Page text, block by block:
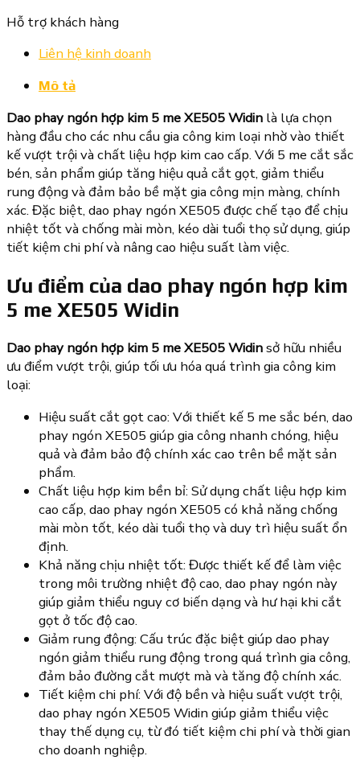
Hỗ trợ khách hàng
Liên hệ kinh doanh
Mô tả
Dao phay ngón hợp kim 5 me XE505 Widin là lựa chọn
hàng đầu cho các nhu cầu gia công kim loại nhờ vào thiết
kế vượt trội và chất liệu hợp kim cao cấp. Với 5 me cắt sắc
bén, sản phẩm giúp tăng hiệu quả cắt gọt, giảm thiểu
rung động và đảm bảo bề mặt gia công mịn màng, chính
xác. Đặc biệt, dao phay ngón XE505 được chế tạo để chịu
nhiệt tốt và chống mài mòn, kéo dài tuổi thọ sử dụng, giúp
tiết kiệm chi phí và nâng cao hiệu suất làm việc.
Ưu điểm của dao phay ngón hợp kim
5 me XE505 Widin
Dao phay ngón hợp kim 5 me XE505 Widinsở hữu nhiều
ưu điểm vượt trội, giúp tối ưu hóa quá trình gia công kim
loại:
Hiệu suất cắt gọt cao: Với thiết kế 5 me sắc bén, dao
phay ngón XE505 giúp gia công nhanh chóng, hiệu
quả và đảm bảo độ chính xác cao trên bề mặt sản
phẩm.
Chất liệu hợp kim bền bỉ: Sử dụng chất liệu hợp kim
cao cấp, dao phay ngón XE505 có khả năng chống
mài mòn tốt, kéo dài tuổi thọ và duy trì hiệu suất ổn
định.
Khả năng chịu nhiệt tốt: Được thiết kế để làm việc
trong môi trường nhiệt độ cao, dao phay ngón này
giúp giảm thiểu nguy cơ biến dạng và hư hại khi cắt
gọt ở tốc độ cao.
Giảm rung động: Cấu trúc đặc biệt giúp dao phay
ngón giảm thiểu rung động trong quá trình gia công,
đảm bảo đường cắt mượt mà và tăng độ chính xác.
Tiết kiệm chi phí: Với độ bền và hiệu suất vượt trội,
dao phay ngón XE505 Widin giúp giảm thiểu việc
thay thế dụng cụ, từ đó tiết kiệm chi phí và thời gian
cho doanh nghiệp.